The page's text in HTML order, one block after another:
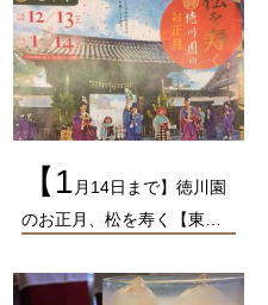
【1 月14日まで】徳川園
のお正月、松を寿く【東…